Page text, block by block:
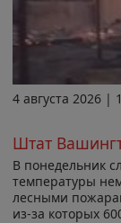
4 августа 2026 |
Штат
В понедельник
температуры
лесными
из-за которых